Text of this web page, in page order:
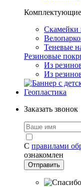
Комплектующие
Скамейки
Теневые
Резиновые
Из
Из
Геопластика
Заказать звонок
С правилами
ознакомлен